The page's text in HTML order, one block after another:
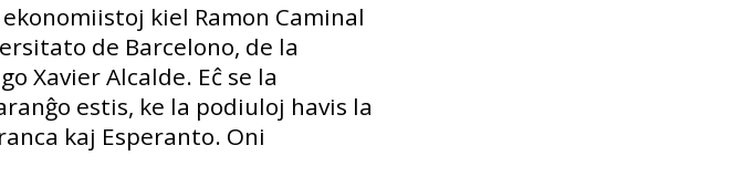
kiel Ramon Caminal
de Barcelono, de la
Xavier Alcalde. Eĉ se la
estis, ke la podiuloj havis la
kaj Esperanto. Oni